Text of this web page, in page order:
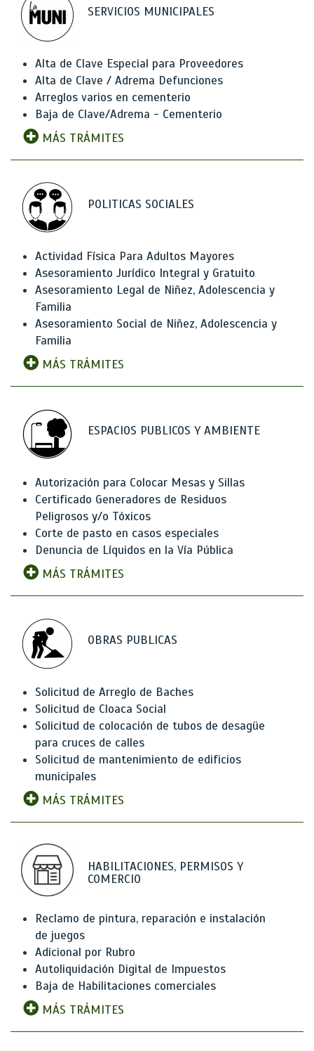
SERVICIOS MUNICIPALES
Alta de Clave Especial para Proveedores
Alta de Clave / Adrema Defunciones
Arreglos varios en cementerio
Baja de Clave/Adrema - Cementerio
MÁS TRÁMITES
POLITICAS SOCIALES
Actividad Física Para Adultos Mayores
Asesoramiento Jurídico Integral y Gratuito
Asesoramiento Legal de Niñez, Adolescencia y
Familia
Asesoramiento Social de Niñez, Adolescencia y
Familia
MÁS TRÁMITES
ESPACIOS PUBLICOS Y AMBIENTE
Autorización para Colocar Mesas y Sillas
Certificado Generadores de Residuos
Peligrosos y/o Tóxicos
Corte de pasto en casos especiales
Denuncia de Líquidos en la Vía Pública
MÁS TRÁMITES
OBRAS PUBLICAS
Solicitud de Arreglo de Baches
Solicitud de Cloaca Social
Solicitud de colocación de tubos de desagüe
para cruces de calles
Solicitud de mantenimiento de edificios
municipales
MÁS TRÁMITES
HABILITACIONES, PERMISOS Y
COMERCIO
Reclamo de pintura, reparación e instalación
de juegos
Adicional por Rubro
Autoliquidación Digital de Impuestos
Baja de Habilitaciones comerciales
MÁS TRÁMITES